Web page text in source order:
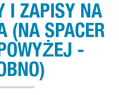
I ZAPISY NA
(NA SPACER
-